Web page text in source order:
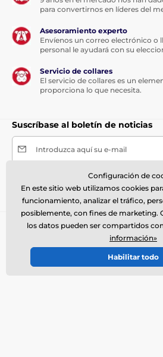
para convertirnos en líderes del
Asesoramiento experto
Envíenos un correo electrónico o
personal le ayudará con su
Servicio de collares
El servicio de collares es un
proporciona lo que necesita.
Suscríbase al boletín de noticias
Introduzca aquí su e-mail
Al enviar el formulario acepto
datos personales.
Necesita ayuda ? offline
El servicio de atención al cliente
+34900963443
Configuración de
En este sitio web utilizamos cookies
funcionamiento, analizar el tráfico,
posiblemente, con fines de marketing.
los datos pueden ser compartidos
información»
Habilitar todo